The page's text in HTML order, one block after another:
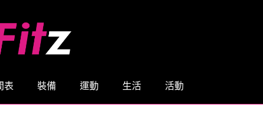
表 裝備 運動 生活 活動